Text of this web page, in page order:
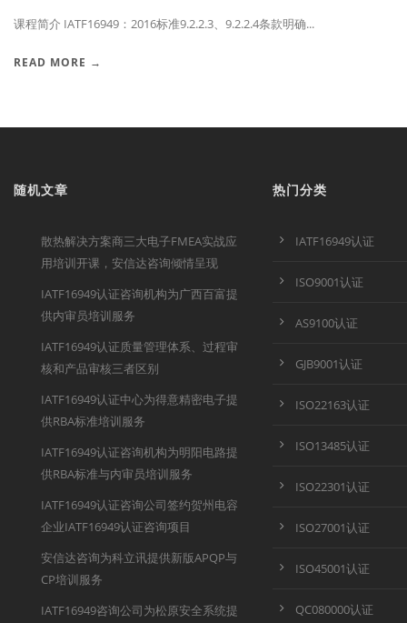
课程简介 IATF16949：2016标准9.2.2.3、9.2.2.4条款明确...
READ MORE →
随机文章
散热解决方案商三大电子FMEA实战应
用培训开课，安信达咨询倾情呈现
IATF16949认证咨询机构为广西百富提
供内审员培训服务
IATF16949认证质量管理体系、过程审
核和产品审核三者区别
IATF16949认证中心为得意精密电子提
供RBA标准培训服务
IATF16949认证咨询机构为明阳电路提
供RBA标准与内审员培训服务
IATF16949认证咨询公司签约贺州电容
企业IATF16949认证咨询项目
安信达咨询为科立讯提供新版APQP与
CP培训服务
IATF16949咨询公司为松原安全系统提
热门分类
IATF16949认证
ISO9001认证
AS9100认证
GJB9001认证
ISO22163认证
ISO13485认证
ISO22301认证
ISO27001认证
ISO45001认证
QC080000认证